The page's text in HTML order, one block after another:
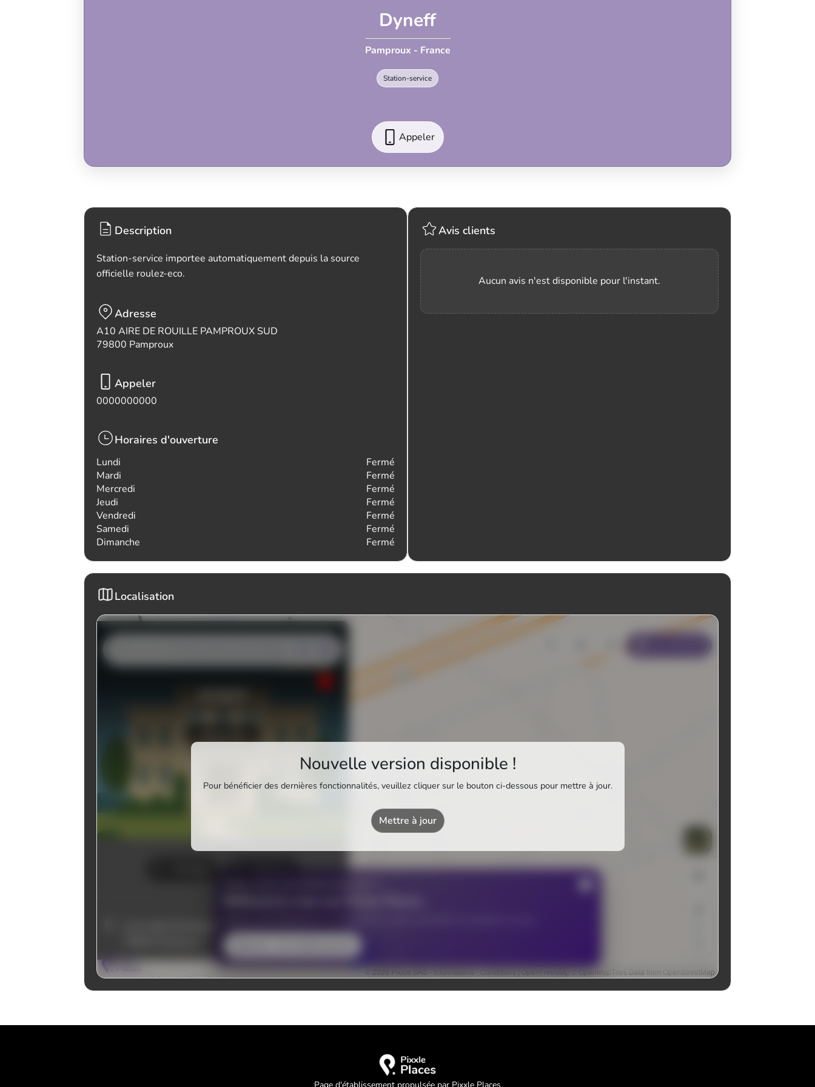
Dyneff
Pamproux - France
Station-service
Appeler
Description
Station-service importee automatiquement depuis la source
officielle roulez-eco.
Adresse
A10 AIRE DE ROUILLE PAMPROUX SUD
79800 Pamproux
Appeler
0000000000
Horaires d'ouverture
Lundi
Fermé
Mardi
Fermé
Mercredi
Fermé
Jeudi
Fermé
Vendredi
Fermé
Samedi
Fermé
Dimanche
Fermé
Avis clients
Aucun avis n'est disponible pour l'instant.
Localisation